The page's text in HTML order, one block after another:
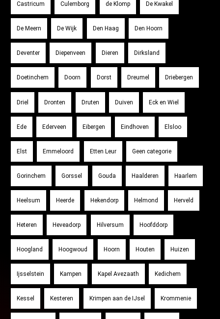
Castricum Culemborg de Klomp De Kwakel
De Meern De Wijk Den Haag Den Hoorn
Deventer Diepenveen Dieren Dirksland
Doetinchem Doorn Dorst Dreumel Driebergen
Driel Dronten Druten Duiven Eck en Wiel
Ede Ederveen Eibergen Eindhoven Elsloo
Elst Emmeloord Etten Leur Geen categorie
Gorinchem Gorssel Gouda Haalderen Haarlem
Heelsum Heerde Hekendorp Helmond Herveld
Heteren Heveadorp Hilversum Hoofddorp
Hoogland Hoogwoud Hoorn Houten Huizen
Ijsselstein Kampen Kapel Avezaath Kedichem
Kessel Kesteren Krimpen aan de IJsel Krommenie